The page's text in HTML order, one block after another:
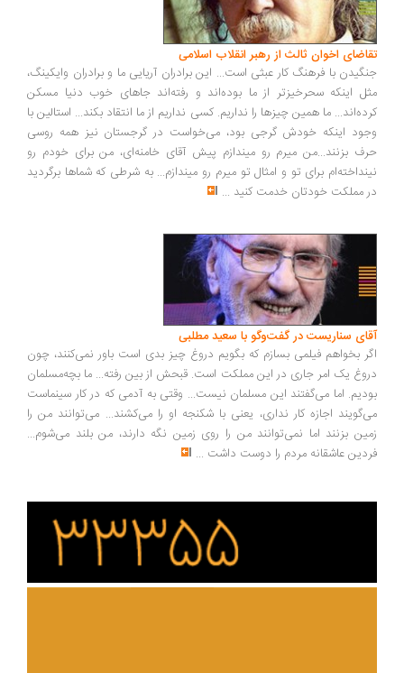
اخوان ثالث از رهبر انقلاب اسلامی
با فرهنگ کار عبثی است... این برادران آریایی ما و برادران وایکینگ،
اینکه سحرخیزتر از ما بوده‌اند و رفته‌اند جاهای خوب دنیا مسکن
ما همین چیزها را نداریم. کسی نداریم از ما انتقاد بکند... استالین با
اینکه خودش گرجی بود، می‌خواست در گرجستان نیز همه روسی
بزنند...من میرم رو میندازم پیش آقای خامنه‌ای، من برای خودم رو
برای تو و امثال تو میرم رو میندازم... به شرطی که شماها برگردید
مملکت خودتان خدمت کنید...
سناریست در گفت‌وگو با سعید مطلبی
بخواهم فیلمی بسازم که بگویم دروغ چیز بدی است باور نمی‌کنند، چون
یک امر جاری در این مملکت است. قبحش از بین رفته... ما بچه‌مسلمان
اما می‌گفتند این مسلمان نیست... وقتی به آدمی که در کار سینماست
اجازه کار نداری، یعنی با شکنجه او را می‌کشند... می‌توانند من را
بزنند اما نمی‌توانند من را روی زمین نگه دارند، من بلند می‌شوم...
عاشقانه مردم را دوست داشت ...